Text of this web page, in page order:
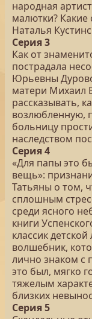
народная
малютки? Какие
Наталья
Серия 3
Как от
пострадала
Юрьевны
матери Михаил
рассказывать,
возлюбленную,
больницу
наследством
Серия 4
«Для папы это
вещь»:
Татьяны о том,
сплошным
среди ясного
книги
классик
волшебник,
лично знаком с
это был, мягко
тяжелым
близких
Серия 5